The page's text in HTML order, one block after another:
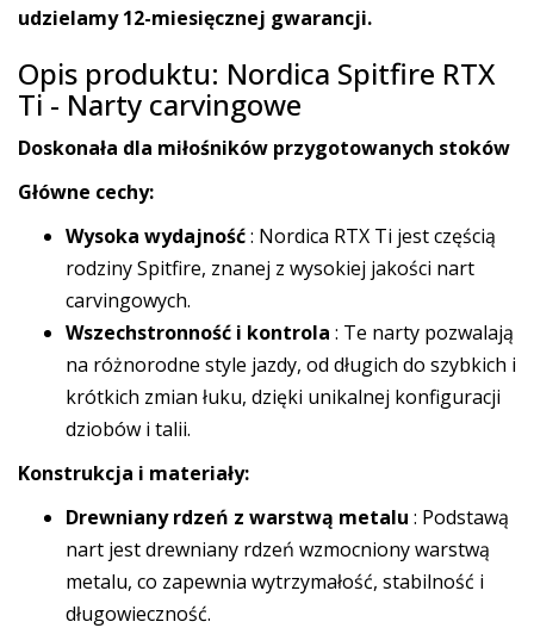
udzielamy 12-miesięcznej gwarancji.
Opis produktu: Nordica Spitfire RTX
Ti - Narty carvingowe
Doskonała dla miłośników przygotowanych stoków
Główne cechy:
Wysoka wydajność: Nordica RTX Ti jest częścią
rodziny Spitfire, znanej z wysokiej jakości nart
carvingowych.
Wszechstronność i kontrola : Te narty pozwalają
na różnorodne style jazdy, od długich do szybkich i
krótkich zmian łuku, dzięki unikalnej konfiguracji
dziobów i talii.
Konstrukcja i materiały:
Drewniany rdzeń z warstwą metalu : Podstawą
nart jest drewniany rdzeń wzmocniony warstwą
metalu, co zapewnia wytrzymałość, stabilność i
długowieczność.